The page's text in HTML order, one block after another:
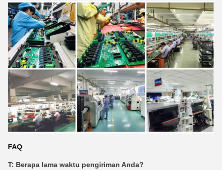
FAQ
T: Berapa lama waktu pengiriman Anda?